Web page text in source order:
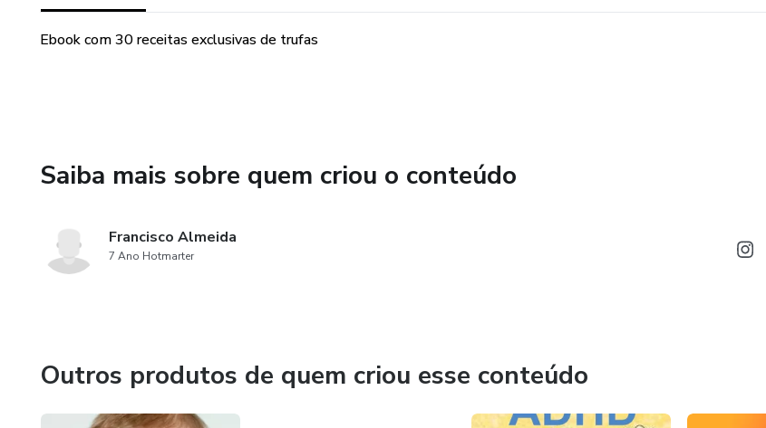
Ebook com 30 receitas exclusivas de trufas
Saiba mais sobre quem criou o conteúdo
Francisco Almeida
7 Ano Hotmarter
Outros produtos de quem criou esse conteúdo